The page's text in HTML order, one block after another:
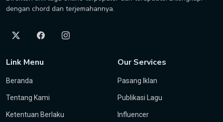
dengan chord dan terjemahannya.
Link Menu
Beranda
Tentang Kami
Ketentuan Berlaku
Our Services
Pasang Iklan
Publikasi Lagu
Influencer